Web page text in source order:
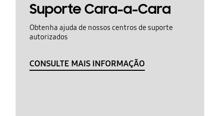
Suporte Cara-a-Cara
Obtenha ajuda de nossos centros de suporte
autorizados
CONSULTE MAIS INFORMAÇÃO